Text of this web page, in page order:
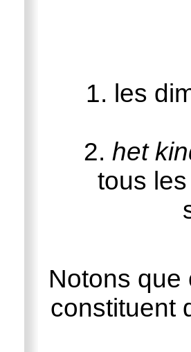
1. les
2.het
tous
Notons que
constituent